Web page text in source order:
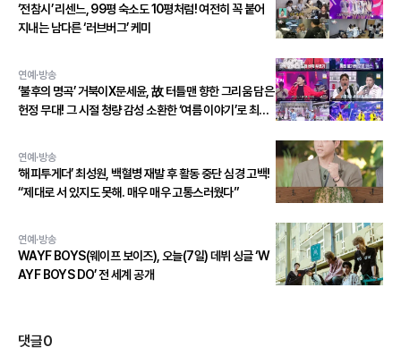
‘전참시’ 리센느, 99평 숙소도 10평처럼! 여전히 꼭 붙어
지내는 남다른 ‘러브버그’ 케미
연예·방송
‘불후의 명곡’ 거북이X문세윤, 故 터틀맨 향한 그리움 담은
헌정 무대! 그 시절 청량 감성 소환한 ‘여름 이야기’로 최종
연예·방송
‘해피투게더’ 최성원, 백혈병 재발 후 활동 중단 심경 고백!
“제대로 서 있지도 못해. 매우 매우 고통스러웠다”
연예·방송
WAYF BOYS(웨이프 보이즈), 오늘(7일) 데뷔 싱글 ‘W
AYF BOYS DO’ 전 세계 공개
댓글0